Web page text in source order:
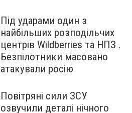
Під ударами один з
найбільших розподільчих
центрів Wildberries та НПЗ .
Безпілотники масовано
атакували росію
Повітряні сили ЗСУ
озвучили деталі нічного